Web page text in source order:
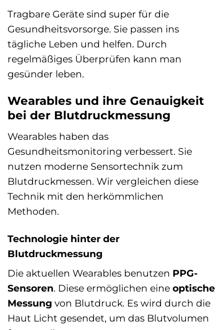
Tragbare Geräte sind super für die
Gesundheitsvorsorge. Sie passen ins
tägliche Leben und helfen. Durch
regelmäßiges Überprüfen kann man
gesünder leben.
Wearables und ihre Genauigkeit
bei der Blutdruckmessung
Wearables haben das
Gesundheitsmonitoring verbessert. Sie
nutzen moderne Sensortechnik zum
Blutdruckmessen. Wir vergleichen diese
Technik mit den herkömmlichen
Methoden.
Technologie hinter der
Blutdruckmessung
Die aktuellen Wearables benutzen PPG-
Sensoren. Diese ermöglichen eine optische
Messung von Blutdruck. Es wird durch die
Haut Licht gesendet, um das Blutvolumen